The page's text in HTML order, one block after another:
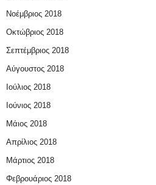
Νοέμβριος 2018
Οκτώβριος 2018
Σεπτέμβριος 2018
Αύγουστος 2018
Ιούλιος 2018
Ιούνιος 2018
Μάιος 2018
Απρίλιος 2018
Μάρτιος 2018
Φεβρουάριος 2018